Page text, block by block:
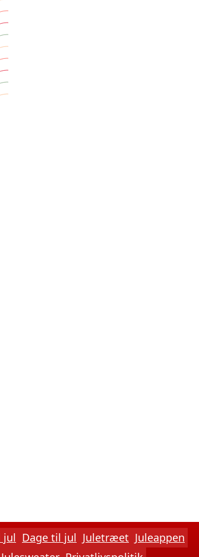
jul Dage til jul Juletræet Juleappen